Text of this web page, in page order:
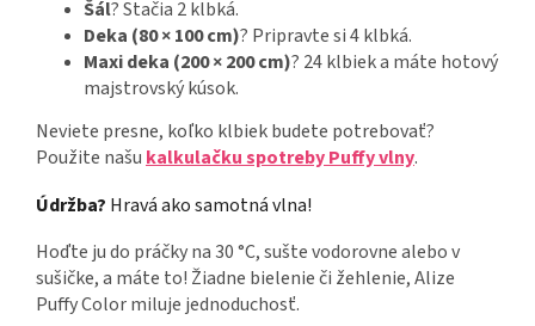
Šál? Stačia 2 klbká.
Deka (80 × 100 cm)? Pripravte si 4 klbká.
Maxi deka (200 × 200 cm)? 24 klbiek a máte hotový
majstrovský kúsok.
Neviete presne, koľko klbiek budete potrebovať?
Použite našu kalkulačku spotreby Puffy vlny.
Údržba? Hravá ako samotná vlna!
Hoďte ju do práčky na 30 °C, sušte vodorovne alebo v
sušičke, a máte to! Žiadne bielenie či žehlenie, Alize
Puffy Color miluje jednoduchosť.